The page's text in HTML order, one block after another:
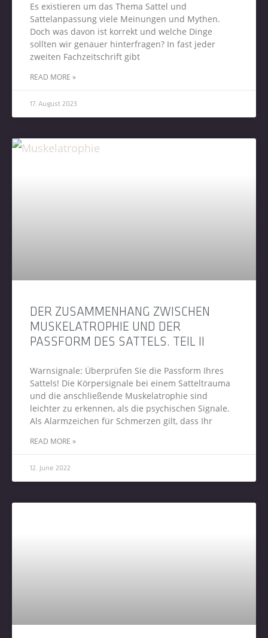
Es existieren um das Thema Sattel und
Sattelanpassung viele Meinungen und Mythen.
Doch was davon ist korrekt und welche Dinge
sollten wir genauer hinterfragen? In fast jeder
zweiten Fachzeitschrift gibt
READ MORE »
17. August 2023
DER ZUSAMMENHANG ZWISCHEN
MUSKELATROPHIE UND DER
PASSFORM DES SATTELS. TEIL II
Warnsignale: Überprüfen Sie die Passform Ihres
Sattels! Die Körpersignale bei einem Satteltrauma
und die anschließende Muskelatrophie sind
leichter zu erkennen, als die psychischen Signale.
Als Alarmzeichen für Schmerzen gilt, dass Ihr
READ MORE »
12. June 2022